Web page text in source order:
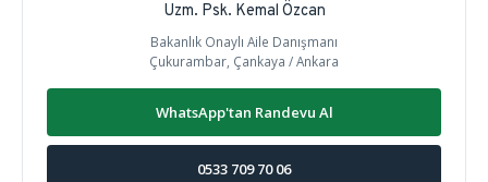
Uzm. Psk. Kemal Özcan
Bakanlık Onaylı Aile Danışmanı
Çukurambar, Çankaya / Ankara
WhatsApp'tan Randevu Al
0533 709 70 06